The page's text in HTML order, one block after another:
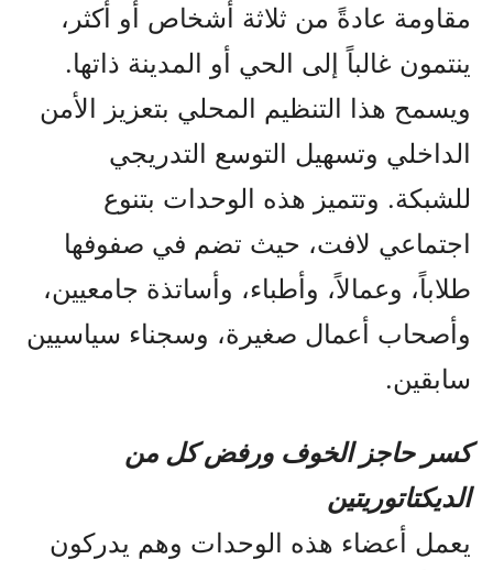
مقاومة عادةً من ثلاثة أشخاص أو أكثر،
ينتمون غالباً إلى الحي أو المدينة ذاتها.
ويسمح هذا التنظيم المحلي بتعزيز الأمن
الداخلي وتسهيل التوسع التدريجي
للشبكة. وتتميز هذه الوحدات بتنوع
اجتماعي لافت، حيث تضم في صفوفها
طلاباً، وعمالاً، وأطباء، وأساتذة جامعيين،
وأصحاب أعمال صغيرة، وسجناء سياسيين
سابقين.
كسر حاجز الخوف ورفض كل من
الديكتاتوريتين
يعمل أعضاء هذه الوحدات وهم يدركون